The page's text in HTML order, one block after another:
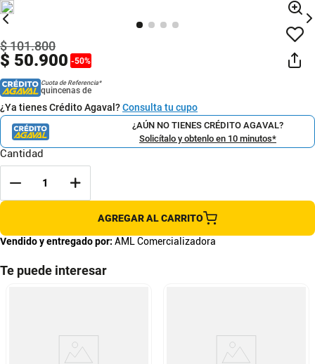
$ 50.900 -50%
$101.800
Cuota de Referencia*
quincenas de
¿Ya tienes Crédito Agaval?Consulta tu cupo
¿AÚN NO TIENES CRÉDITO AGAVAL?
Solicítalo y obtenlo en 10 minutos*
Cantidad
AGREGAR AL CARRITO
Vendido y entregado por: AML Comercializadora
Te puede interesar